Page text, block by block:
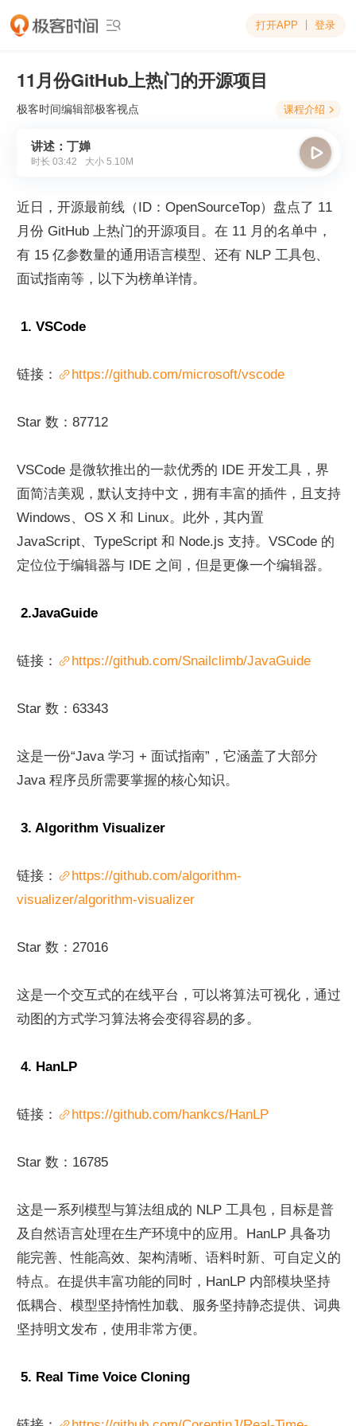
 打开APP 登录
11月份GitHub上热门的开源项目
极客时间编辑部极客视点 课程介绍 
讲述：丁婵
时长 03:42 大小 5.10M

近日，开源最前线（ID：OpenSourceTop）盘点了 11
月份 GitHub 上热门的开源项目。在 11 月的名单中，
有 15 亿参数量的通用语言模型、还有 NLP 工具包、
面试指南等，以下为榜单详情。
1. VSCode
链接： https://github.com/microsoft/vscode
Star 数：87712
VSCode 是微软推出的一款优秀的 IDE 开发工具，界
面简洁美观，默认支持中文，拥有丰富的插件，且支持
Windows、OS X 和 Linux。此外，其内置
JavaScript、TypeScript 和 Node.js 支持。VSCode 的
定位位于编辑器与 IDE 之间，但是更像一个编辑器。
2.JavaGuide
链接： https://github.com/Snailclimb/JavaGuide
Star 数：63343
这是一份“Java 学习 + 面试指南”，它涵盖了大部分
Java 程序员所需要掌握的核心知识。
3. Algorithm Visualizer
链接：
https://github.com/algorithm-
visualizer/algorithm-visualizer
Star 数：27016
这是一个交互式的在线平台，可以将算法可视化，通过
动图的方式学习算法将会变得容易的多。
4. HanLP
链接： https://github.com/hankcs/HanLP
Star 数：16785
这是一系列模型与算法组成的 NLP 工具包，目标是普
及自然语言处理在生产环境中的应用。HanLP 具备功
能完善、性能高效、架构清晰、语料时新、可自定义的
特点。在提供丰富功能的同时，HanLP 内部模块坚持
低耦合、模型坚持惰性加载、服务坚持静态提供、词典
坚持明文发布，使用非常方便。
5. Real Time Voice Cloning